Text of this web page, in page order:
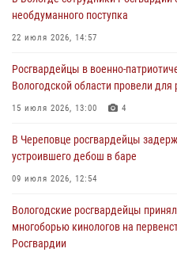
02 августа 2026, 10:37
Росгвардейцы в г. Соколе
31 июля 2026, 06:43
В Вологде стартовал Чемпионат
29 июля 2026, 13:20
необдуманного поступка
22 июля 2026, 14:57
Росгвардейцы в военно-
Вологодской области провели для
15 июля 2026, 13:00 4
В Череповце росгвардейцы
устроившего дебош в баре
09 июля 2026, 12:54
Вологодские росгвардейцы
многоборью кинологов на
Росгвардии